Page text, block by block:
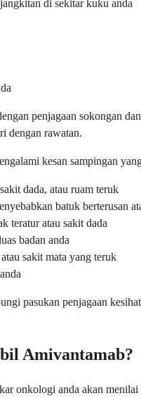
di sekitar kuku anda
penjagaan sokongan
dengan rawatan.
kesan sampingan
dada, atau ruam teruk
batuk berterusan
teratur atau sakit dada
badan anda
sakit mata yang teruk
pasukan penjagaan
Amivantamab?
onkologi anda akan